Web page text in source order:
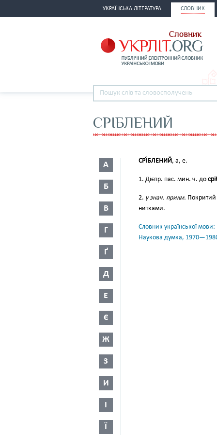
УКРАЇНСЬКА ЛІТЕРАТУРА СЛОВНИК
СРІБЛЕНИЙ
А
Б
В
Г
Ґ
Д
Е
Є
Ж
З
И
І
Ї
СРІ́БЛЕНИЙ, а, е.
1. Дієпр. пас. мин. ч. до
2. у знач. прикм. Покритий
нитками.
Словник української
Наукова думка,